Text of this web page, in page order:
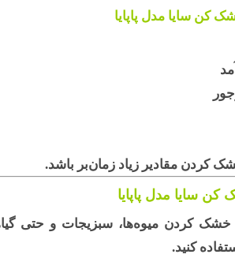
کن سایا مدل پاپایا
کردن مقادیر زیاد زمان‌بر باشد.
سایا مدل پاپایا
خشک کردن میوه‌ها، سبزیجات و حتی
کنید.